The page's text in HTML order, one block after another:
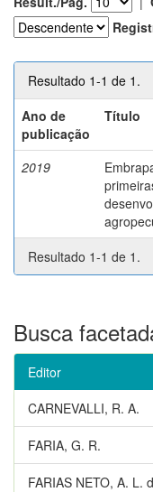
Resultado 1-1 de 1.
Ano de
publicação
Título
2019
Resultado 1-1 de 1.
Busca
Editor
CARNEVALLI, R. A.
FARIA, G. R.
FARIAS NETO, A. L.